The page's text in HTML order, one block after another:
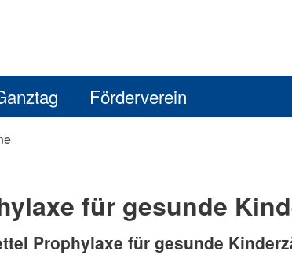
Förderverein
für gesunde
Prophylaxe für gesunde